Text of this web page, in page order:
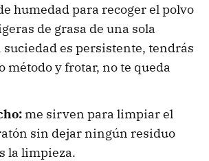
humedad para recoger el polvo
de grasa de una sola
suciedad es persistente, tendrás
método y frotar, no te queda
me sirven para limpiar el
sin dejar ningún residuo
la limpieza.